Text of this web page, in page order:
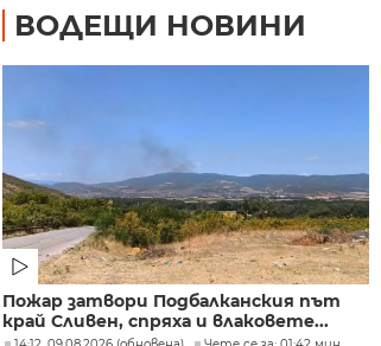
ВОДЕЩИ НОВИНИ
Пожар затвори Подбалканския път
край Сливен, спряха и влаковете...